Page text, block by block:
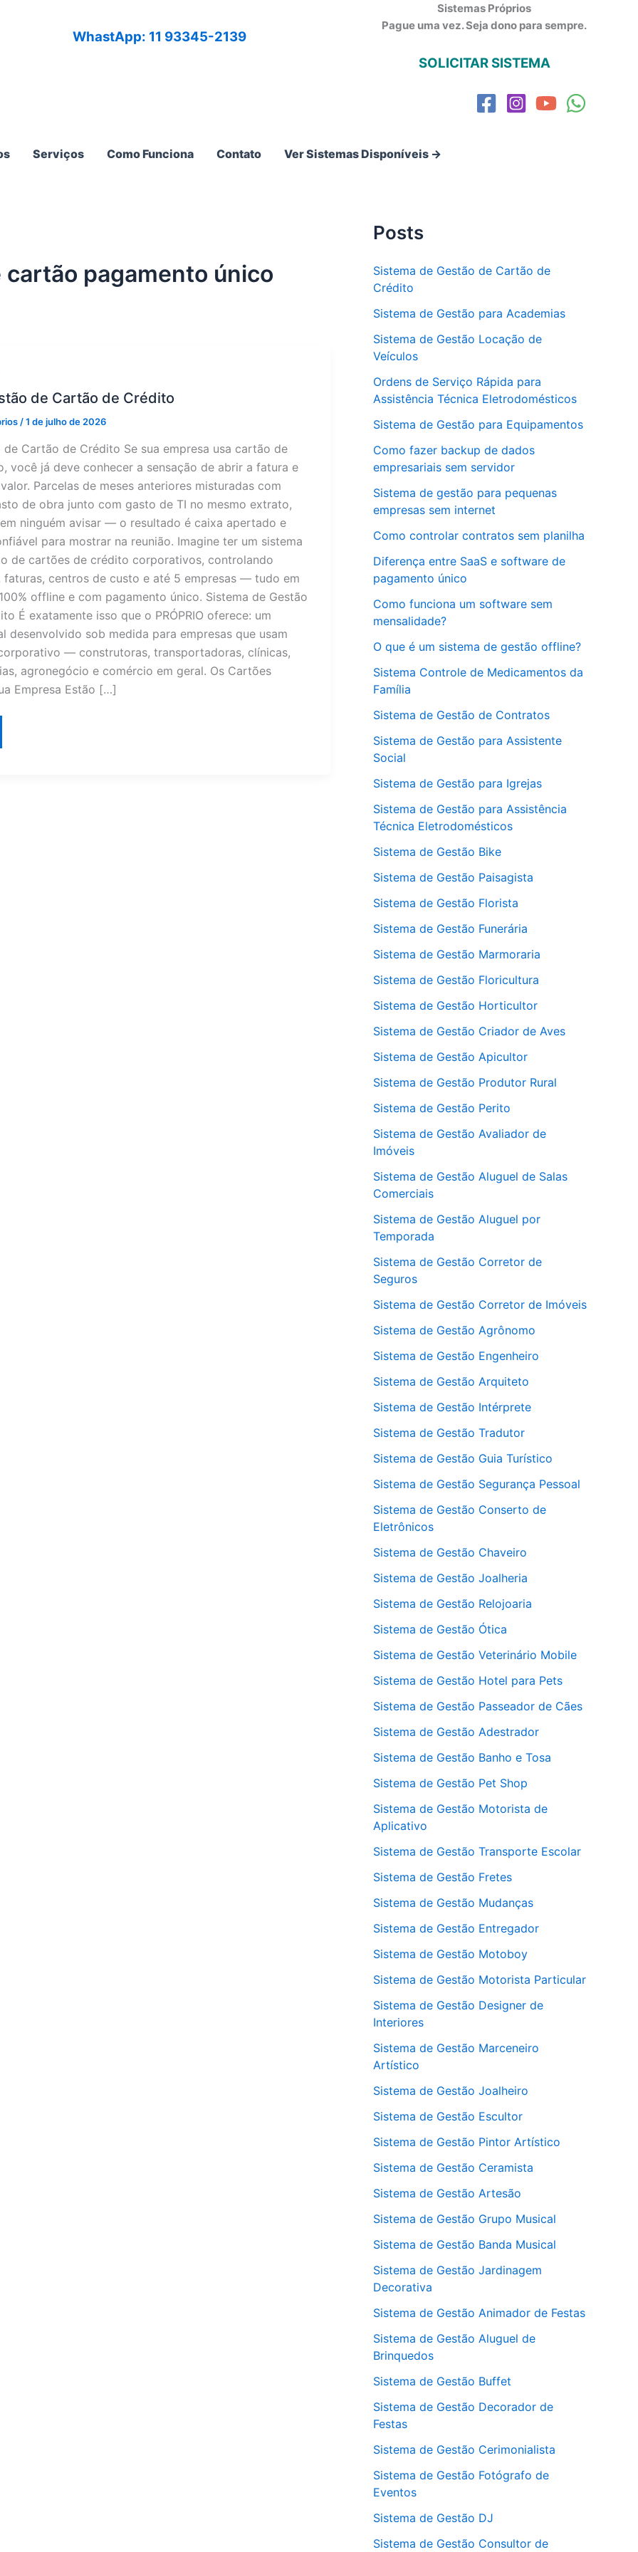
WhastApp: 11 93345-2139
Sistemas Próprios
Pague uma vez. Seja dono para sempre.
SOLICITAR SISTEMA
Serviços Como Funciona Contato Ver Sistemas Disponíveis →
pagamento único
de Cartão de Crédito
/1 de julho de 2026
de Cartão de Crédito Se sua empresa usa cartão de
você já deve conhecer a sensação de abrir a fatura e
Parcelas de meses anteriores misturadas com
de obra junto com gasto de TI no mesmo extrato,
ninguém avisar — o resultado é caixa apertado e
para mostrar na reunião. Imagine ter um sistema
de cartões de crédito corporativos, controlando
faturas, centros de custo e até 5 empresas — tudo em
offline e com pagamento único. Sistema de Gestão
É exatamente isso que o PRÓPRIO oferece: um
desenvolvido sob medida para empresas que usam
— construtoras, transportadoras, clínicas,
agronegócio e comércio em geral. Os Cartões
Empresa Estão […]
Posts
Sistema de Gestão de Cartão de
Crédito
Sistema de Gestão para Academias
Sistema de Gestão Locação de
Veículos
Ordens de Serviço Rápida para
Assistência Técnica Eletrodomésticos
Sistema de Gestão para Equipamentos
Como fazer backup de dados
empresariais sem servidor
Sistema de gestão para pequenas
empresas sem internet
Como controlar contratos sem planilha
Diferença entre SaaS e software de
pagamento único
Como funciona um software sem
mensalidade?
O que é um sistema de gestão offline?
Sistema Controle de Medicamentos da
Família
Sistema de Gestão de Contratos
Sistema de Gestão para Assistente
Social
Sistema de Gestão para Igrejas
Sistema de Gestão para Assistência
Técnica Eletrodomésticos
Sistema de Gestão Bike
Sistema de Gestão Paisagista
Sistema de Gestão Florista
Sistema de Gestão Funerária
Sistema de Gestão Marmoraria
Sistema de Gestão Floricultura
Sistema de Gestão Horticultor
Sistema de Gestão Criador de Aves
Sistema de Gestão Apicultor
Sistema de Gestão Produtor Rural
Sistema de Gestão Perito
Sistema de Gestão Avaliador de
Imóveis
Sistema de Gestão Aluguel de Salas
Comerciais
Sistema de Gestão Aluguel por
Temporada
Sistema de Gestão Corretor de
Seguros
Sistema de Gestão Corretor de Imóveis
Sistema de Gestão Agrônomo
Sistema de Gestão Engenheiro
Sistema de Gestão Arquiteto
Sistema de Gestão Intérprete
Sistema de Gestão Tradutor
Sistema de Gestão Guia Turístico
Sistema de Gestão Segurança Pessoal
Sistema de Gestão Conserto de
Eletrônicos
Sistema de Gestão Chaveiro
Sistema de Gestão Joalheria
Sistema de Gestão Relojoaria
Sistema de Gestão Ótica
Sistema de Gestão Veterinário Mobile
Sistema de Gestão Hotel para Pets
Sistema de Gestão Passeador de Cães
Sistema de Gestão Adestrador
Sistema de Gestão Banho e Tosa
Sistema de Gestão Pet Shop
Sistema de Gestão Motorista de
Aplicativo
Sistema de Gestão Transporte Escolar
Sistema de Gestão Fretes
Sistema de Gestão Mudanças
Sistema de Gestão Entregador
Sistema de Gestão Motoboy
Sistema de Gestão Motorista Particular
Sistema de Gestão Designer de
Interiores
Sistema de Gestão Marceneiro
Artístico
Sistema de Gestão Joalheiro
Sistema de Gestão Escultor
Sistema de Gestão Pintor Artístico
Sistema de Gestão Ceramista
Sistema de Gestão Artesão
Sistema de Gestão Grupo Musical
Sistema de Gestão Banda Musical
Sistema de Gestão Jardinagem
Decorativa
Sistema de Gestão Animador de Festas
Sistema de Gestão Aluguel de
Brinquedos
Sistema de Gestão Buffet
Sistema de Gestão Decorador de
Festas
Sistema de Gestão Cerimonialista
Sistema de Gestão Fotógrafo de
Eventos
Sistema de Gestão DJ
Sistema de Gestão Consultor de